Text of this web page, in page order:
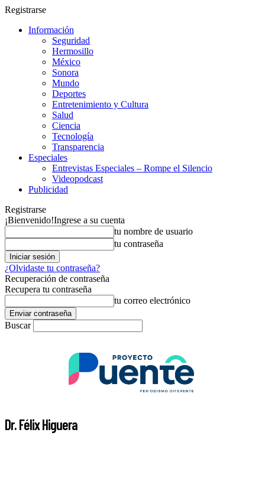
Registrarse
Información
Seguridad
Hermosillo
México
Sonora
Mundo
Deportes
Entretenimiento y Cultura
Salud
Ciencia
Tecnología
Transparencia
Especiales
Entrevistas Especiales – Rompe el Silencio
Videopodcast
Publicidad
Registrarse
¡Bienvenido!Ingrese a su cuenta
tu nombre de usuario
tu contraseña
¿Olvidaste tu contraseña?
Recuperación de contraseña
Recupera tu contraseña
tu correo electrónico
Buscar
Dr. Félix Higuera